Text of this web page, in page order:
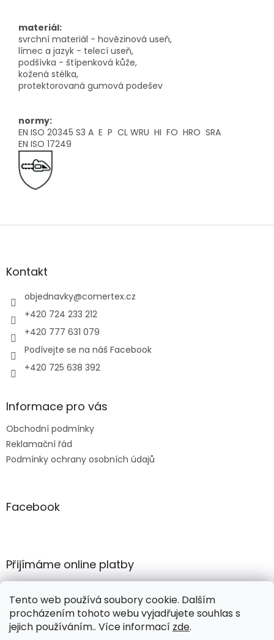
Tento web používá soubory cookie. Dalším
procházením tohoto webu vyjadřujete souhlas s
jejich používáním.. Více informací zde.
materiál:
svrchní materiál - hovězinová useň,
límec a jazyk - telecí useň,
podšívka - štípenková kůže,
kožená stélka,
protektorovaná gumová podešev
normy:
EN ISO 20345 S3 A E P CL WRU HI FO HRO SRA
EN ISO 17249
Z
aKontakt
objednavky@comertex.cz
+420 724 233 212
+420 777 631 079
Podívejte se na náš Facebook
+420 725 638 392
Informace pro vás
Obchodní podmínky
Reklamační řád
Podmínky ochrany osobních údajů
Facebook
Přijímáme online platby